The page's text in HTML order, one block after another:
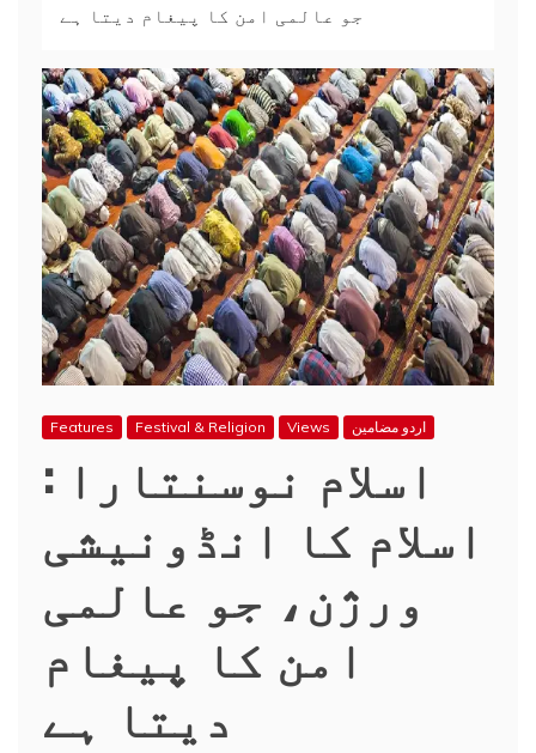
جو عالمی امن کا پیغام دیتا ہے
Features Festival & Religion Views اردو مضامین
اسلام نوسنتارا :
اسلام کا انڈونیشی
ورژن، جو عالمی
امن کا پیغام
دیتا ہے